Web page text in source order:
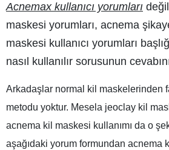
Acnemax kullanıcı yorumları değil
maskesi yorumları, acnema
maskesi kullanıcı yorumları
nasıl kullanılır sorusunun
Arkadaşlar normal kil maskelerinden
metodu yoktur. Mesela jeoclay kil
acnema kil maskesi kullanımı da o
aşağıdaki yorum formundan acnema